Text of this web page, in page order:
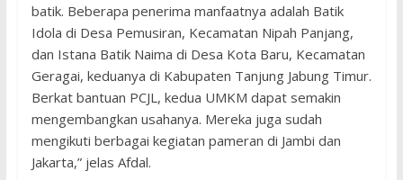
batik. Beberapa penerima manfaatnya adalah Batik
Idola di Desa Pemusiran, Kecamatan Nipah Panjang,
dan Istana Batik Naima di Desa Kota Baru, Kecamatan
Geragai, keduanya di Kabupaten Tanjung Jabung Timur.
Berkat bantuan PCJL, kedua UMKM dapat semakin
mengembangkan usahanya. Mereka juga sudah
mengikuti berbagai kegiatan pameran di Jambi dan
Jakarta,” jelas Afdal.